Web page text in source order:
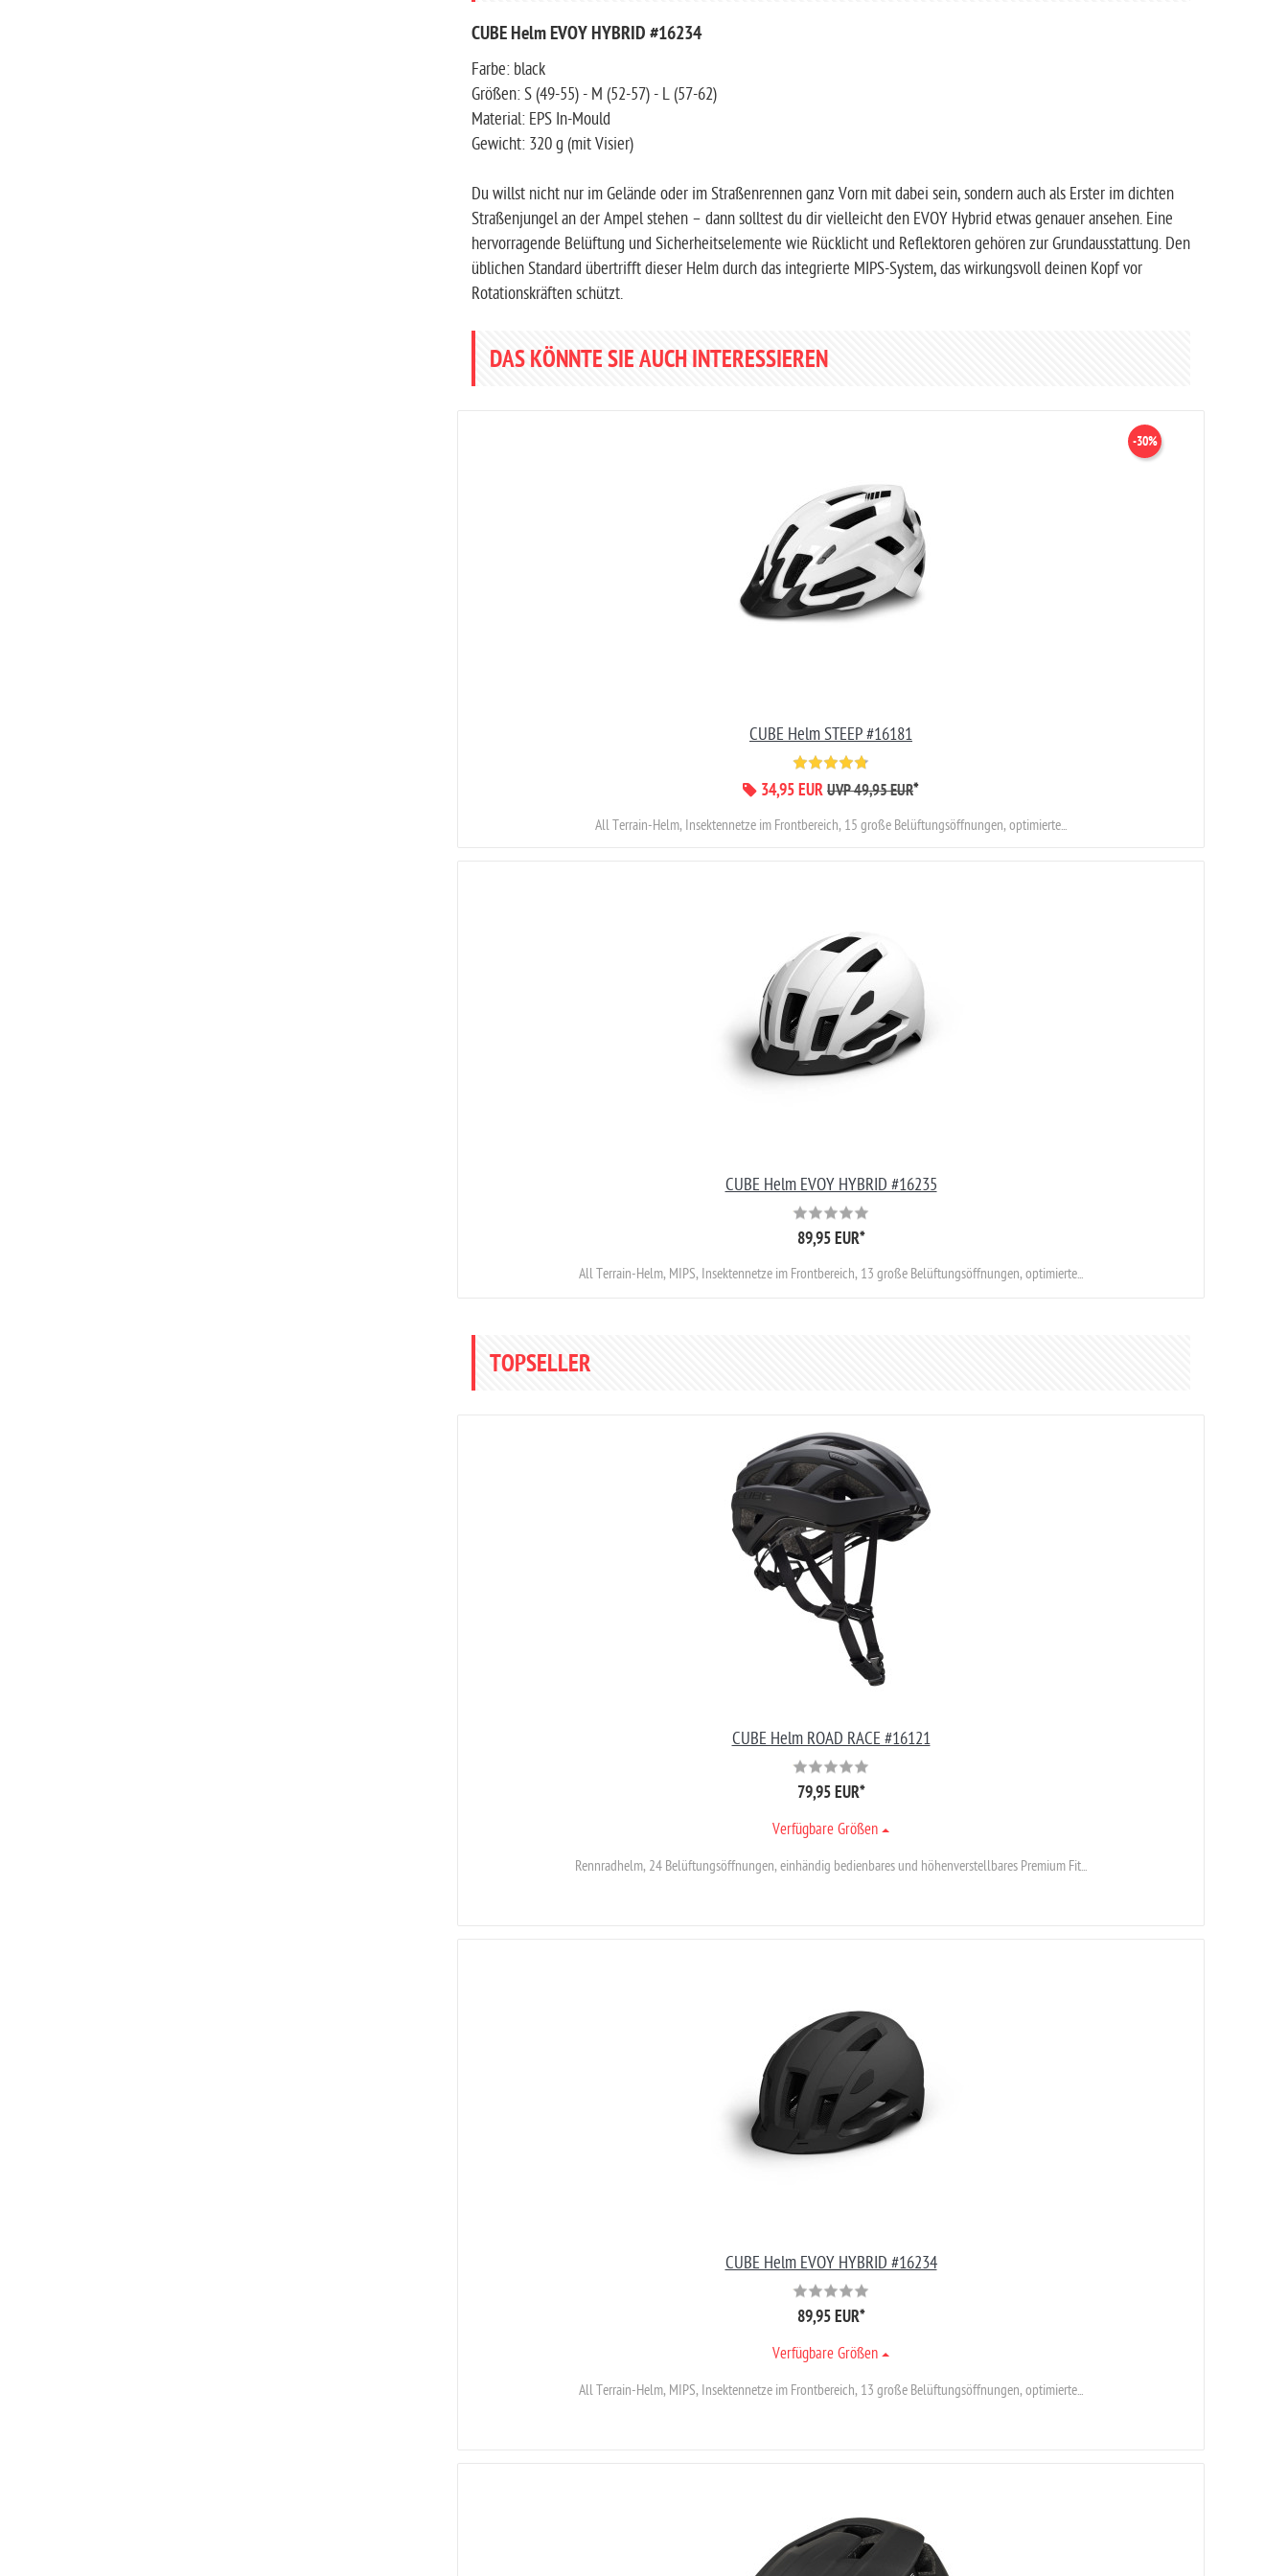
CUBE Helm EVOY HYBRID #16234
Farbe: black
Größen: S (49-55) - M (52-57) - L (57-62)
Material: EPS In-Mould
Gewicht: 320 g (mit Visier)
Du willst nicht nur im Gelände oder im Straßenrennen ganz Vorn mit dabei sein, sondern auch als Erster im dichten
Straßenjungel an der Ampel stehen – dann solltest du dir vielleicht den EVOY Hybrid etwas genauer ansehen. Eine
hervorragende Belüftung und Sicherheitselemente wie Rücklicht und Reflektoren gehören zur Grundausstattung. Den
üblichen Standard übertrifft dieser Helm durch das integrierte MIPS-System, das wirkungsvoll deinen Kopf vor
Rotationskräften schützt.
DAS KÖNNTE SIE AUCH INTERESSIEREN
CUBE Helm STEEP #16181
34,95 EUR
-30%
UVP 49,95 EUR*
All Terrain-Helm, Insektennetze im Frontbereich, 15 große Belüftungsöffnungen, optimierte...
CUBE Helm EVOY HYBRID #16235
89,95 EUR*
All Terrain-Helm, MIPS, Insektennetze im Frontbereich, 13 große Belüftungsöffnungen, optimierte...
TOPSELLER
CUBE Helm ROAD RACE #16121
79,95 EUR*
Verfügbare Größen
Rennradhelm, 24 Belüftungsöffnungen, einhändig bedienbares und höhenverstellbares Premium Fit...
CUBE Helm EVOY HYBRID #16234
89,95 EUR*
Verfügbare Größen
All Terrain-Helm, MIPS, Insektennetze im Frontbereich, 13 große Belüftungsöffnungen, optimierte...